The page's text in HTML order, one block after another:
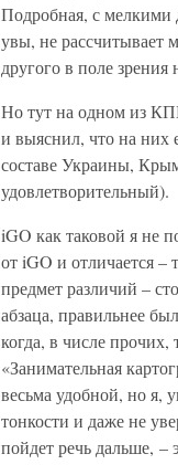
Подробная, с
увы, не рассчитывает
другого в поле
Но тут на одном из
и выяснил, что на них
составе Украины,
удовлетворительный).
iGO как таковой я не
от iGO и отличается
предмет различий –
абзаца, правильнее
когда, в числе
«Занимательная
весьма удобной, но я,
тонкости и даже не
пойдет речь дальше, –